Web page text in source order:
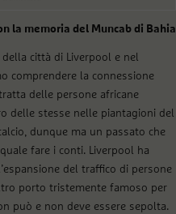
la memoria del Muncab di Bahia
della città di Liverpool e nel
comprendere la connessione
delle persone africane
delle stesse nelle piantagioni del
dunque ma un passato che
fare i conti. Liverpool ha
del traffico di persone
porto tristemente famoso per
può e non deve essere sepolta.